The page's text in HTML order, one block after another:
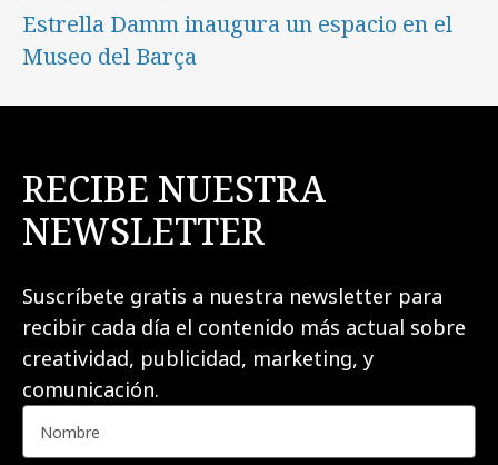
Estrella Damm inaugura un espacio en el
Museo del Barça
RECIBE NUESTRA
NEWSLETTER
Suscríbete gratis a nuestra newsletter para
recibir cada día el contenido más actual sobre
creatividad, publicidad, marketing, y
comunicación.